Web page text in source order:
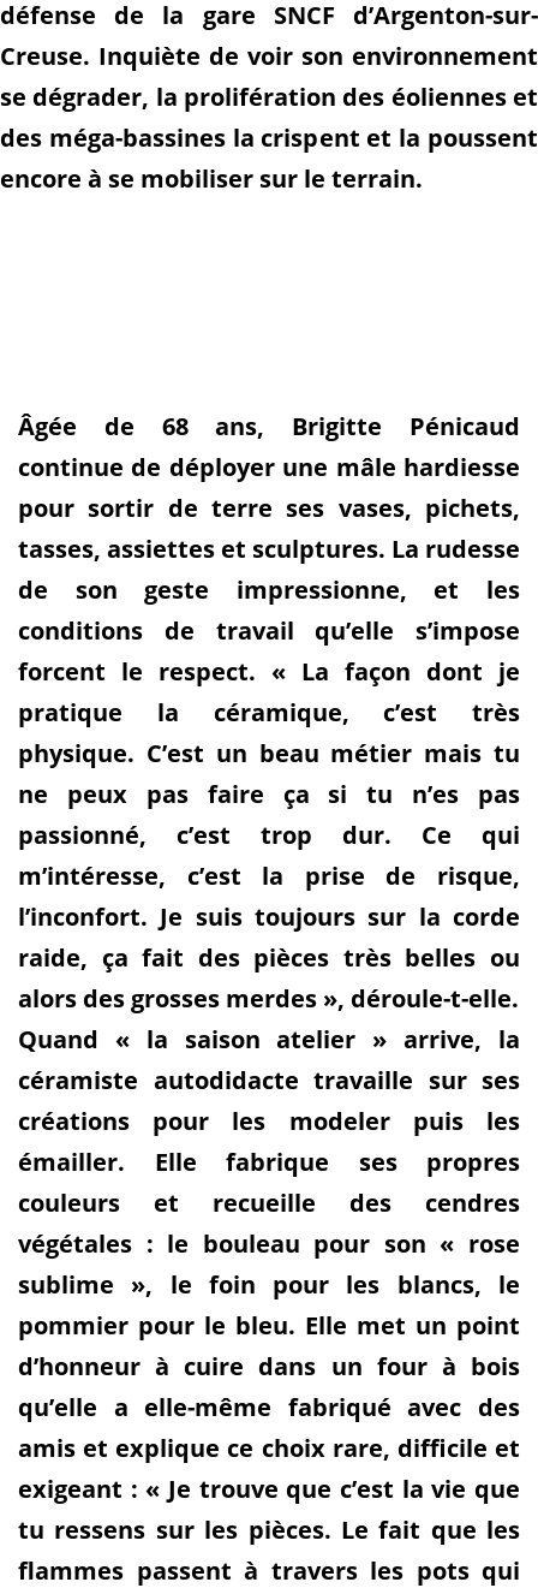
défense de la gare SNCF d’Argenton-sur-
Creuse. Inquiète de voir son environnement
se dégrader, la prolifération des éoliennes et
des méga-bassines la crispent et la poussent
encore à se mobiliser sur le terrain.
Âgée de 68 ans, Brigitte Pénicaud
continue de déployer une mâle hardiesse
pour sortir de terre ses vases, pichets,
tasses, assiettes et sculptures. La rudesse
de son geste impressionne, et les
conditions de travail qu’elle s’impose
forcent le respect. « La façon dont je
pratique la céramique, c’est très
physique. C’est un beau métier mais tu
ne peux pas faire ça si tu n’es pas
passionné, c’est trop dur. Ce qui
m’intéresse, c’est la prise de risque,
l’inconfort. Je suis toujours sur la corde
raide, ça fait des pièces très belles ou
alors des grosses merdes », déroule-t-elle.
Quand « la saison atelier » arrive, la
céramiste autodidacte travaille sur ses
créations pour les modeler puis les
émailler. Elle fabrique ses propres
couleurs et recueille des cendres
végétales : le bouleau pour son « rose
sublime », le foin pour les blancs, le
pommier pour le bleu. Elle met un point
d’honneur à cuire dans un four à bois
qu’elle a elle-même fabriqué avec des
amis et explique ce choix rare, difficile et
exigeant : « Je trouve que c’est la vie que
tu ressens sur les pièces. Le fait que les
flammes passent à travers les pots qui